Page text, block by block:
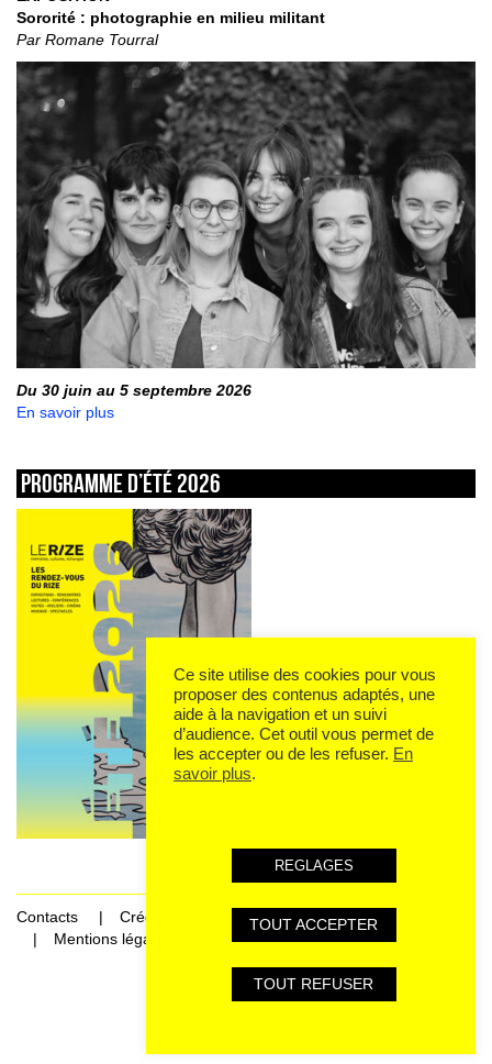
Sororité : photographie en milieu militant
Par Romane Tourral
Du 30 juin au 5 septembre 2026
En savoir plus
Programme d’été 2026
Contacts
Crédits
Mentions légales et données personnelles
Ce site utilise des cookies pour vous
proposer des contenus adaptés, une
aide à la navigation et un suivi
d’audience. Cet outil vous permet de
les accepter ou de les refuser. En
savoir plus.
REGLAGES
TOUT ACCEPTER
TOUT REFUSER